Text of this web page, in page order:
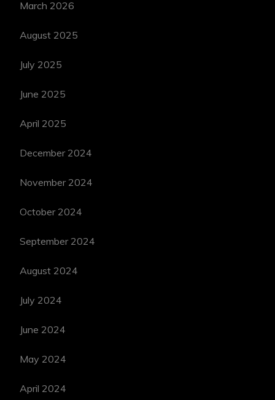
March 2026
August 2025
July 2025
June 2025
April 2025
December 2024
November 2024
October 2024
September 2024
August 2024
July 2024
June 2024
May 2024
April 2024